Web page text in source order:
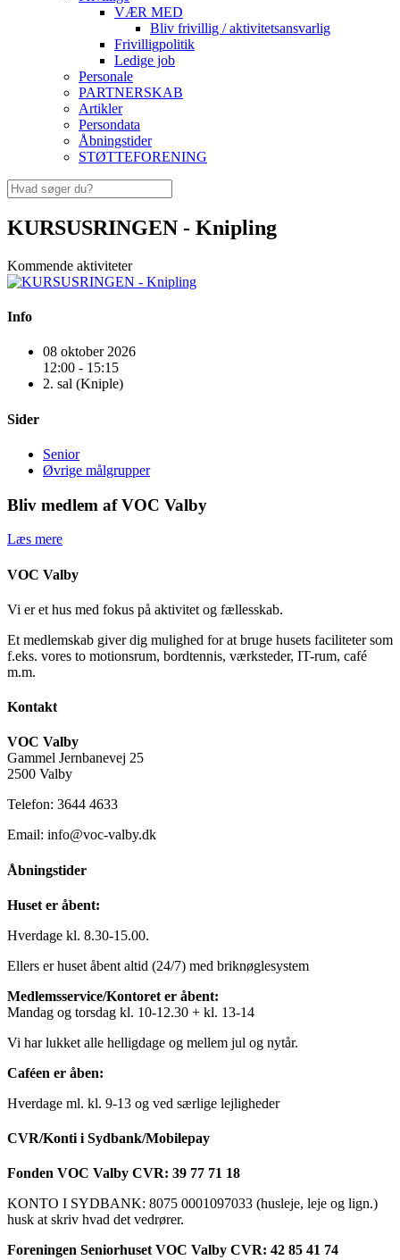
VÆR MED
Bliv frivillig / aktivitetsansvarlig
Frivilligpolitik
Ledige job
Personale
PARTNERSKAB
Artikler
Persondata
Åbningstider
STØTTEFORENING
KURSUSRINGEN - Knipling
Kommende aktiviteter
Info
08 oktober 2026
12:00 - 15:15
2. sal (Kniple)
Sider
Senior
Øvrige målgrupper
Bliv medlem af VOC Valby
Læs mere
VOC Valby
Vi er et hus med fokus på aktivitet og fællesskab.
Et medlemskab giver dig mulighed for at bruge husets faciliteter som
f.eks. vores to motionsrum, bordtennis, værksteder, IT-rum, café
m.m.
Kontakt
VOC Valby
Gammel Jernbanevej 25
2500 Valby
Telefon: 3644 4633
Email: info@voc-valby.dk
Åbningstider
Huset er åbent:
Hverdage kl. 8.30-15.00.
Ellers er huset åbent altid (24/7) med briknøglesystem
Medlemsservice/Kontoret er åbent:
Mandag og torsdag kl. 10-12.30 + kl. 13-14
Vi har lukket alle helligdage og mellem jul og nytår.
Caféen er åben:
Hverdage ml. kl. 9-13 og ved særlige lejligheder
CVR/Konti i Sydbank/Mobilepay
Fonden VOC Valby CVR: 39 77 71 18
KONTO I SYDBANK: 8075 0001097033 (husleje, leje og lign.)
husk at skriv hvad det vedrører.
Foreningen Seniorhuset VOC Valby CVR: 42 85 41 74